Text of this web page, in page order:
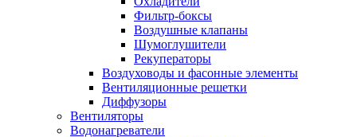
Фильтр-боксы
Воздушные клапаны
Шумоглушители
Рекуператоры
Воздуховоды и фасонные элементы
Вентиляционные решетки
Диффузоры
Вентиляторы
Водонагреватели